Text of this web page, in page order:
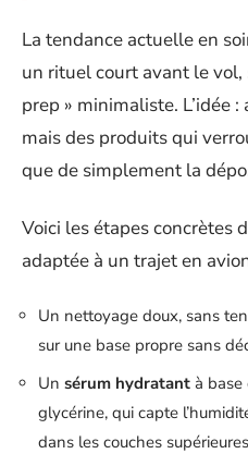
La tendance actuelle en
un rituel court avant le
prep » minimaliste. L’idée
mais des produits qui
que de simplement la
Voici les étapes concrètes
adaptée à un trajet en
Un nettoyage doux, sans
sur une base propre sans
Un sérum hydratant à base
glycérine, qui capte
dans les couches